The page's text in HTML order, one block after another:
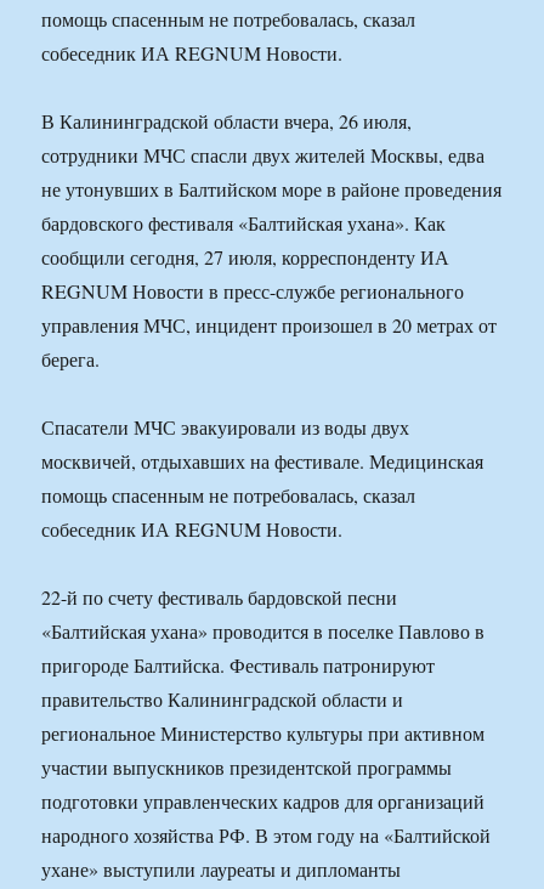
помощь спасенным не потребовалась, сказал
собеседник ИА REGNUM Новости.
В Калининградской области вчера, 26 июля,
сотрудники МЧС спасли двух жителей Москвы, едва
не утонувших в Балтийском море в районе проведения
бардовского фестиваля «Балтийская ухана». Как
сообщили сегодня, 27 июля, корреспонденту ИА
REGNUM Новости в пресс-службе регионального
управления МЧС, инцидент произошел в 20 метрах от
берега.
Спасатели МЧС эвакуировали из воды двух
москвичей, отдыхавших на фестивале. Медицинская
помощь спасенным не потребовалась, сказал
собеседник ИА REGNUM Новости.
22-й по счету фестиваль бардовской песни
«Балтийская ухана» проводится в поселке Павлово в
пригороде Балтийска. Фестиваль патронируют
правительство Калининградской области и
региональное Министерство культуры при активном
участии выпускников президентской программы
подготовки управленческих кадров для организаций
народного хозяйства РФ. В этом году на «Балтийской
ухане» выступили лауреаты и дипломанты